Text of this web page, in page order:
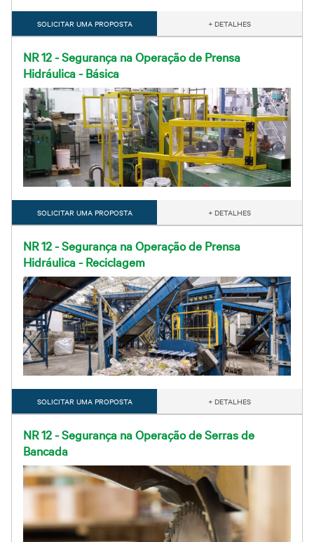
SOLICITAR UMA PROPOSTA + DETALHES
NR 12 - Segurança na Operação de Prensa
Hidráulica - Básica
SOLICITAR UMA PROPOSTA + DETALHES
NR 12 - Segurança na Operação de Prensa
Hidráulica - Reciclagem
SOLICITAR UMA PROPOSTA + DETALHES
NR 12 - Segurança na Operação de Serras de
Bancada